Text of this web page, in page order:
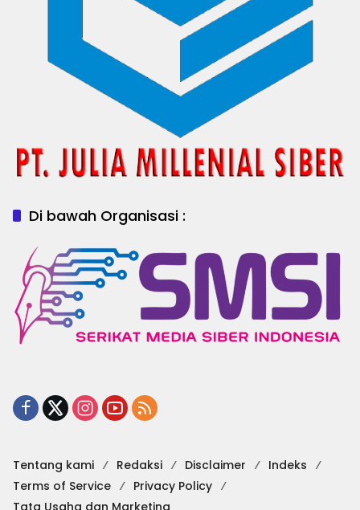
Di bawah Organisasi :
Tentang kami Redaksi Disclaimer
Indeks
Terms of Service
Privacy Policy